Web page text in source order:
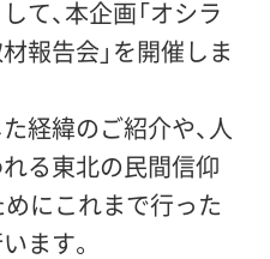
て、本企画「オシラ
報告会」を開催しま
経緯のご紹介や、人
る東北の民間信仰
めにこれまで行った
ます。